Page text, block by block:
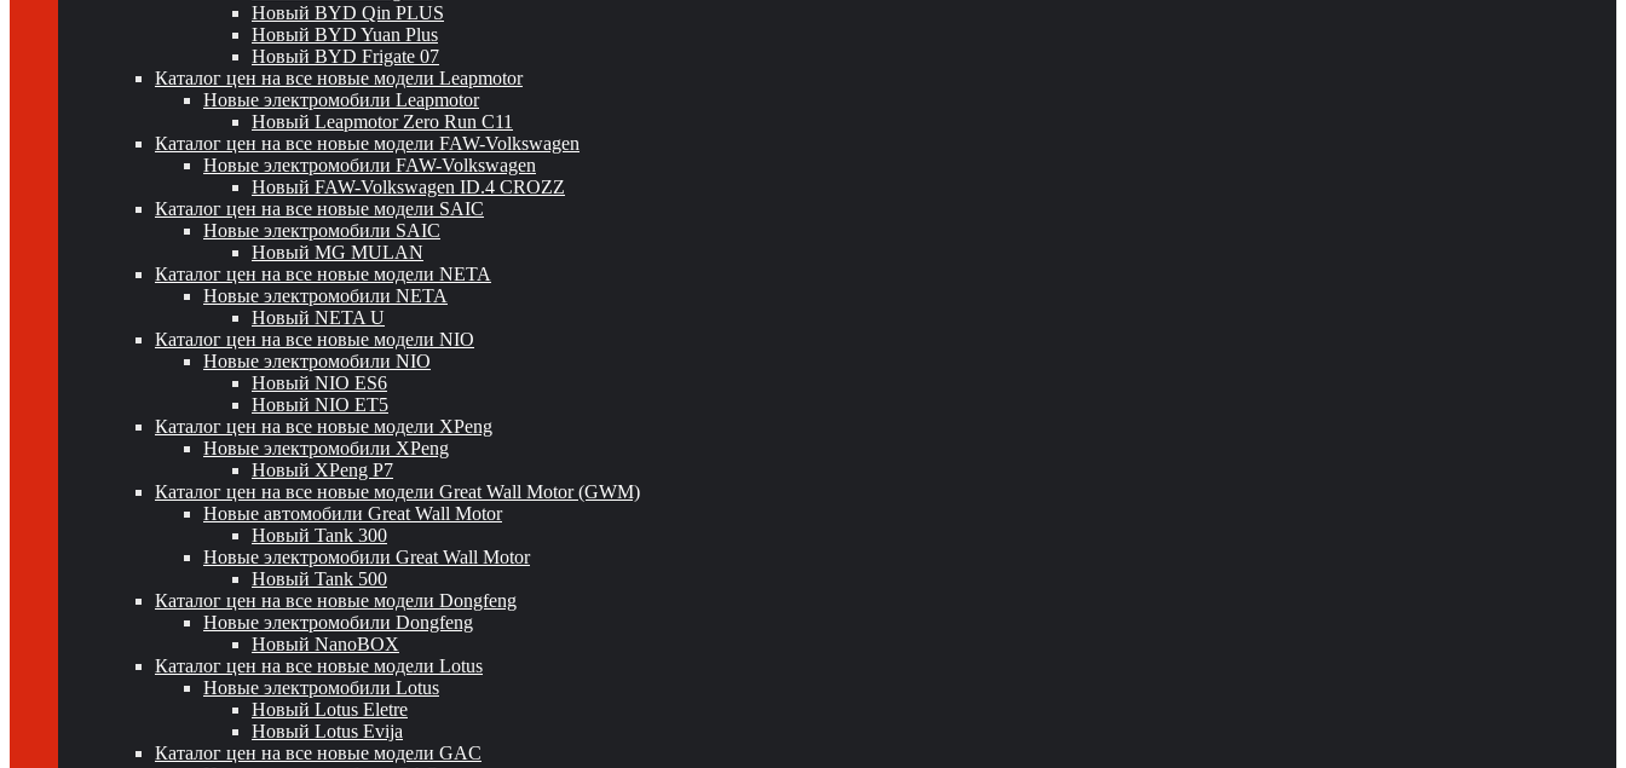
Новый BYD Qin PLUS
Новый BYD Yuan Plus
Новый BYD Frigate 07
Каталог цен на все новые модели Leapmotor
Новые электромобили Leapmotor
Новый Leapmotor Zero Run C11
Каталог цен на все новые модели FAW-Volkswagen
Новые электромобили FAW-Volkswagen
Новый FAW-Volkswagen ID.4 CROZZ
Каталог цен на все новые модели SAIC
Новые электромобили SAIC
Новый MG MULAN
Каталог цен на все новые модели NETA
Новые электромобили NETA
Новый NETA U
Каталог цен на все новые модели NIO
Новые электромобили NIO
Новый NIO ES6
Новый NIO ET5
Каталог цен на все новые модели XPeng
Новые электромобили XPeng
Новый XPeng P7
Каталог цен на все новые модели Great Wall Motor (GWM)
Новые автомобили Great Wall Motor
Новый Tank 300
Новые электромобили Great Wall Motor
Новый Tank 500
Каталог цен на все новые модели Dongfeng
Новые электромобили Dongfeng
Новый NanoBOX
Каталог цен на все новые модели Lotus
Новые электромобили Lotus
Новый Lotus Eletre
Новый Lotus Evija
Каталог цен на все новые модели GAC